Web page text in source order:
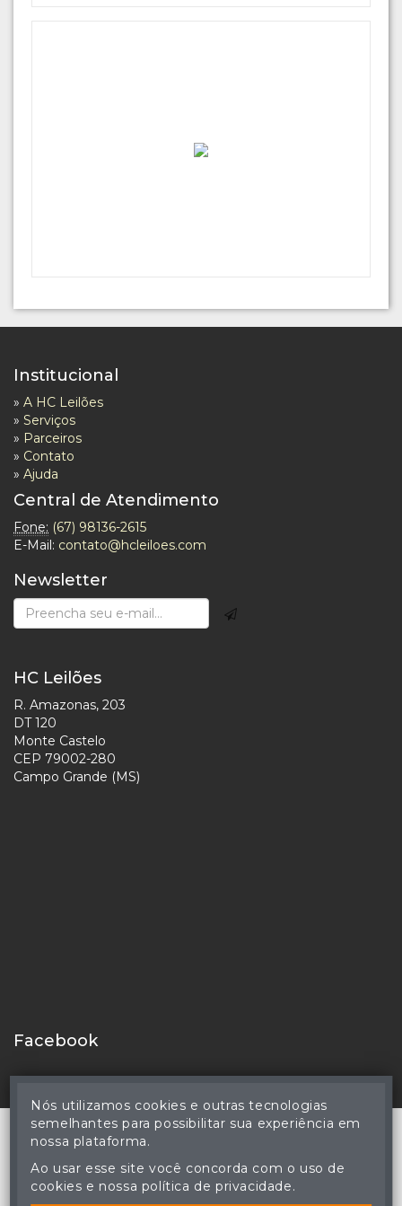
Institucional
» A HC Leilões
» Serviços
» Parceiros
» Contato
» Ajuda
Central de Atendimento
Fone: (67) 98136-2615
E-Mail: contato@hcleiloes.com
Newsletter
HC Leilões
R. Amazonas, 203
DT 120
Monte Castelo
CEP 79002-280
Campo Grande (MS)
Facebook
© Hercules Valazuela Coutinho - Leiloeiro Público Oficial -
Matrícula nº 59 JUCEMS - Todos os direitos reservados
Nós utilizamos cookies e outras tecnologias
semelhantes para possibilitar sua experiência em
nossa plataforma.
Ao usar esse site você concorda com o uso de
cookies e nossa política de privacidade.